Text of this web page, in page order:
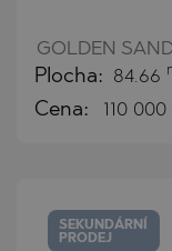
GOLDEN
Plocha: 84.66
Cena: 110 000
SEKUNDÁRNÍ
PRODEJ